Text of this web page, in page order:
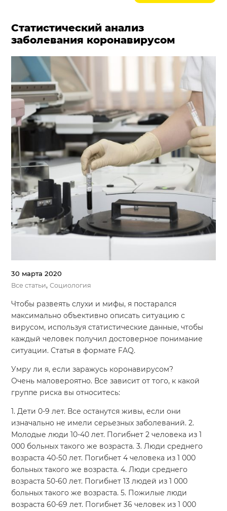
Статистический анализ
заболевания коронавирусом
30 марта 2020
Все статьи,Социология
Чтобы развеять слухи и мифы, я постарался
максимально объективно описать ситуацию с
вирусом, используя статистические данные, чтобы
каждый человек получил достоверное понимание
ситуации. Статья в формате FAQ.
Умру ли я, если заражусь коронавирусом?
Очень маловероятно. Все зависит от того, к какой
группе риска вы относитесь:
1. Дети 0-9 лет. Все останутся живы, если они
изначально не имели серьезных заболеваний. 2.
Молодые люди 10-40 лет. Погибнет 2 человека из 1
000 больных такого же возраста. 3. Люди среднего
возраста 40-50 лет. Погибнет 4 человека из 1 000
больных такого же возраста. 4. Люди среднего
возраста 50-60 лет. Погибнет 13 людей из 1 000
больных такого же возраста. 5. Пожилые люди
возраста 60-69 лет. Погибнет 36 человек из 1 000